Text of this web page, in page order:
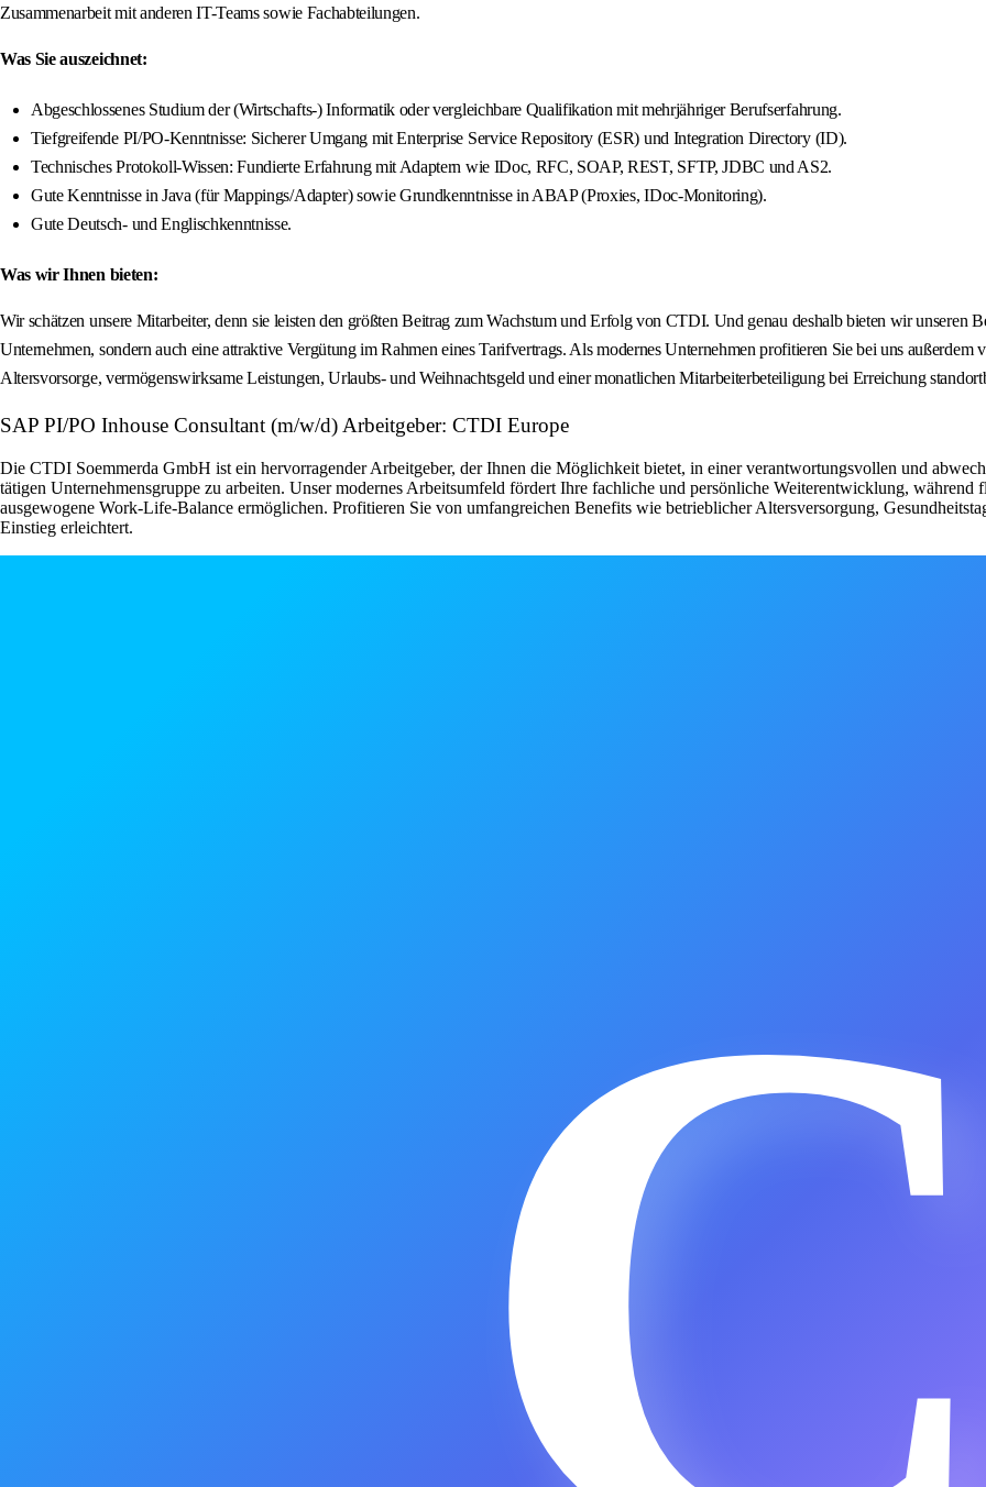
Zusammenarbeit mit anderen IT-Teams sowie Fachabteilungen.
Was Sie auszeichnet:
Abgeschlossenes Studium der (Wirtschafts-) Informatik oder vergleichbare Qualifikation mit mehrjähriger Berufserfahrung.
Tiefgreifende PI/PO-Kenntnisse: Sicherer Umgang mit Enterprise Service Repository (ESR) und Integration Directory (ID).
Technisches Protokoll-Wissen: Fundierte Erfahrung mit Adaptern wie IDoc, RFC, SOAP, REST, SFTP, JDBC und AS2.
Gute Kenntnisse in Java (für Mappings/Adapter) sowie Grundkenntnisse in ABAP (Proxies, IDoc-Monitoring).
Gute Deutsch- und Englischkenntnisse.
Was wir Ihnen bieten:
Wir schätzen unsere Mitarbeiter, denn sie leisten den größten Beitrag zum Wachstum und Erfolg von CTDI. Und genau deshalb bieten wir unseren
Unternehmen, sondern auch eine attraktive Vergütung im Rahmen eines Tarifvertrags. Als modernes Unternehmen profitieren Sie bei uns
Altersvorsorge, vermögenswirksame Leistungen, Urlaubs- und Weihnachtsgeld und einer monatlichen Mitarbeiterbeteiligung bei Erreichung
SAP PI/PO Inhouse Consultant (m/w/d) Arbeitgeber: CTDI Europe
Die CTDI Soemmerda GmbH ist ein hervorragender Arbeitgeber, der Ihnen die Möglichkeit bietet, in einer verantwortungsvollen und
tätigen Unternehmensgruppe zu arbeiten. Unser modernes Arbeitsumfeld fördert Ihre fachliche und persönliche Weiterentwicklung,
ausgewogene Work-Life-Balance ermöglichen. Profitieren Sie von umfangreichen Benefits wie betrieblicher Altersversorgung,
Einstieg erleichtert.